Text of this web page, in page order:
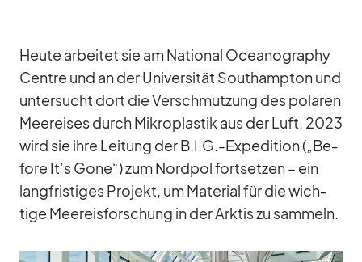
Heute ar­bei­tet sie am Na­tio­nal Ocea­no­gra­phy
Centre und an der Uni­ver­si­tät Sout­hamp­ton und
un­ter­sucht dort die Ver­schmut­zung des po­la­ren
Meerei­ses durch Mi­kro­plas­tik aus der Luft. 2023
wird sie ihre Lei­tung der B.I.G.-Expedition („Be­
fore It’s Gone“) zum Nord­pol fort­set­zen – ein
lang­fris­ti­ges Pro­jekt, um Ma­te­rial für die wich­
tige Meer­eis­for­schung in der Ark­tis zu sam­meln.